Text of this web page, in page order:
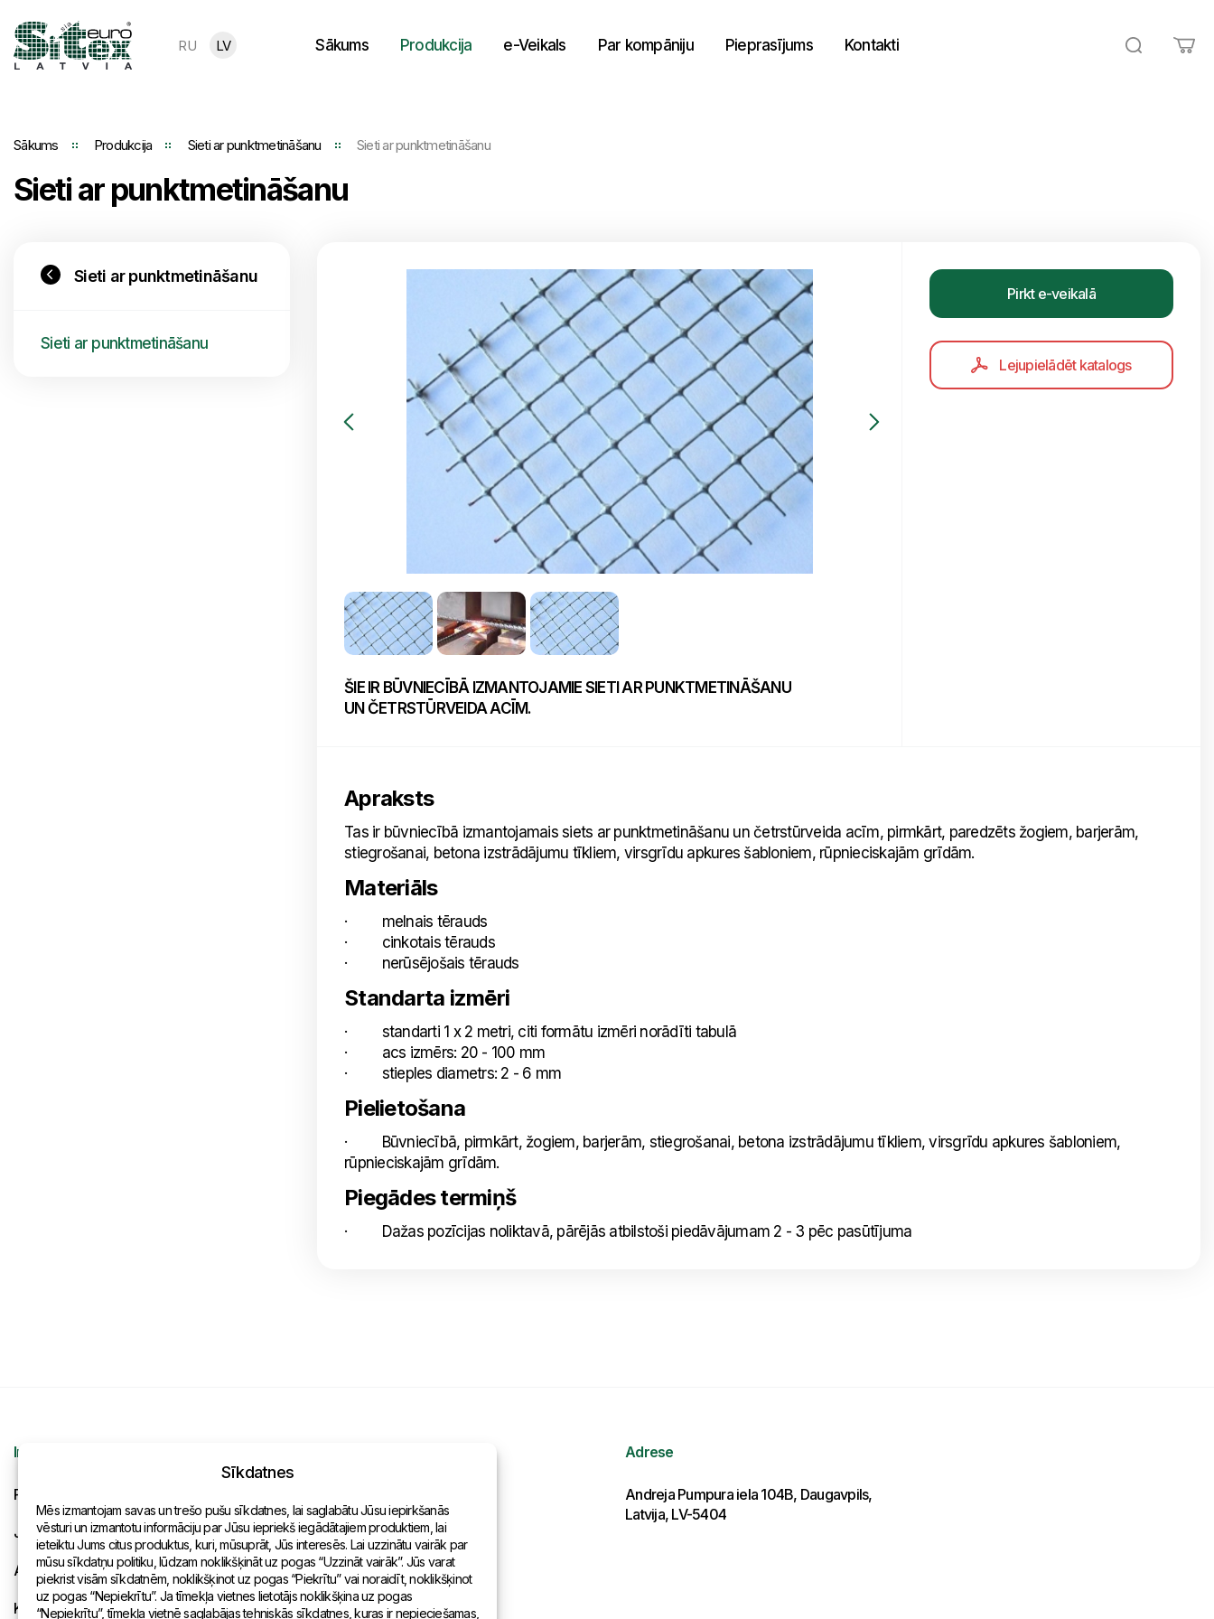
RU LV Sākums Produkcija e-Veikals Par kompāniju Pieprasījums Kontakti
Sākums Produkcija Sieti ar punktmetināšanu Sieti ar punktmetināšanu
Sieti ar punktmetināšanu
Sieti ar punktmetināšanu
Sieti ar punktmetināšanu
ŠIE IR BŪVNIECĪBĀ IZMANTOJAMIE SIETI AR PUNKTMETINĀŠANU
UN ČETRSTŪRVEIDA ACĪM.
Pirkt e-veikalā
Lejupielādēt katalogs
Apraksts
Tas ir būvniecībā izmantojamais siets ar punktmetināšanu un četrstūrveida acīm, pirmkārt, paredzēts žogiem, barjerām,
stiegrošanai, betona izstrādājumu tīkliem, virsgrīdu apkures šabloniem, rūpnieciskajām grīdām.
Materiāls
· melnais tērauds
· cinkotais tērauds
· nerūsējošais tērauds
Standarta izmēri
· standarti 1 х 2 metri, citi formātu izmēri norādīti tabulā
· acs izmērs: 20 - 100 mm
· stieples diametrs: 2 - 6 mm
Pielietošana
· Būvniecībā, pirmkārt, žogiem, barjerām, stiegrošanai, betona izstrādājumu tīkliem, virsgrīdu apkures šabloniem,
rūpnieciskajām grīdām.
Piegādes termiņš
· Dažas pozīcijas noliktavā, pārējās atbilstoši piedāvājumam 2 - 3 pēc pasūtījuma
Informācija
Pieprasījums
Jaunumi
Apmaksa un piegāde
Konfidencialitātes politika
Pārstāvniecības pasaulē
Adrese
Andreja Pumpura iela 104B, Daugavpils,
Latvija, LV-5404
Sīkdatnes
Mēs izmantojam savas un trešo pušu sīkdatnes, lai saglabātu Jūsu iepirkšanās
vēsturi un izmantotu informāciju par Jūsu iepriekš iegādātajiem produktiem, lai
ieteiktu Jums citus produktus, kuri, mūsuprāt, Jūs interesēs. Lai uzzinātu vairāk par
mūsu sīkdatņu politiku, lūdzam noklikšķināt uz pogas “Uzzināt vairāk”. Jūs varat
piekrist visām sīkdatnēm, noklikšķinot uz pogas “Piekrītu” vai noraidīt, noklikšķinot
uz pogas “Nepiekrītu”. Ja tīmekļa vietnes lietotājs noklikšķina uz pogas
“Nepiekrītu”, tīmekļa vietnē saglabājas tehniskās sīkdatnes, kuras ir nepieciešamas,